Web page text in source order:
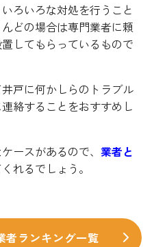
ろいろな対処を行うこと
どの場合は専門業者に頼
してもらっているもので
戸に何かしらのトラブル
絡することをおすすめし
ースがあるので、 業者と
れるでしょう。
者ランキング一覧